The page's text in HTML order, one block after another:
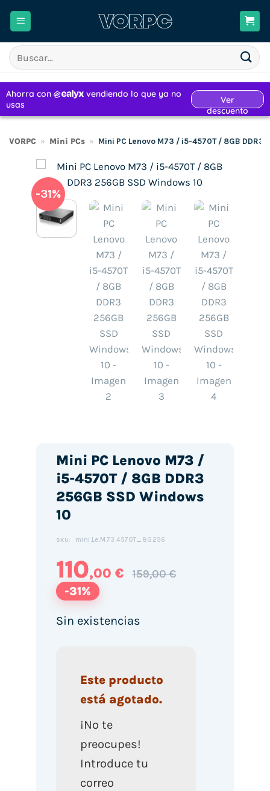
Buscar
por:
VORPC » Mini PCs » Mini PC Lenovo M73 / i5-4570T / 8GB DDR3
-31%
Mini PC Lenovo M73 /
i5-4570T / 8GB DDR3
256GB SSD Windows
10
SKU: mini.Le.M73.4570T_8G256
110,00 € 159,00 €
-31%
Sin existencias
Este producto
está agotado.
¡No te
preocupes!
Introduce tu
correo